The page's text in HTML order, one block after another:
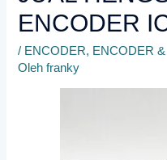
ENCODER
/ ENCODER, ENCODER
Olehfranky